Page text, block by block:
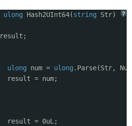
?
ulong Hash2UInt64(string
Str)
result;
ulong
num = ulong .Parse(Str,
result = num;
result = 0uL;